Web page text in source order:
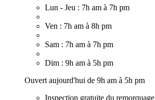
Lun - Jeu : 7h am à 7h pm
Ven : 7h am à 8h pm
Sam : 7h am à 7h pm
Dim : 9h am à 5h pm
Ouvert aujourd'hui de 9h am à 5h pm
Inspection gratuite du remorquage